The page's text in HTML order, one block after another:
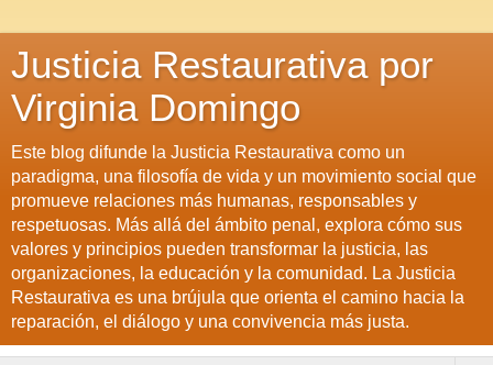
Justicia Restaurativa por
Virginia Domingo
Este blog difunde la Justicia Restaurativa como un
paradigma, una filosofía de vida y un movimiento social que
promueve relaciones más humanas, responsables y
respetuosas. Más allá del ámbito penal, explora cómo sus
valores y principios pueden transformar la justicia, las
organizaciones, la educación y la comunidad. La Justicia
Restaurativa es una brújula que orienta el camino hacia la
reparación, el diálogo y una convivencia más justa.